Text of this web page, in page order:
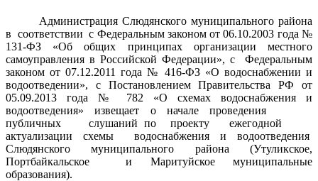
Администрация Слюдянского муниципального района
в соответствии с Федеральным законом от 06.10.2003 года №
131-ФЗ «Об общих принципах организации местного
самоуправления в Российской Федерации», с
Федеральным
законом от 07.12.2011 года № 416-ФЗ «О водоснабжении и
водоотведении», с Постановлением Правительства РФ от
05.09.2013 года № 782 «О схемах водоснабжения и
водоотведения» извещает о начале проведения
публичных
слушаний по проекту
ежегодной
актуализации схемы
водоснабжения и водоотведения
Слюдянского муниципального района (Утуликское,
Портбайкальское
и Маритуйское муниципальные
образования).